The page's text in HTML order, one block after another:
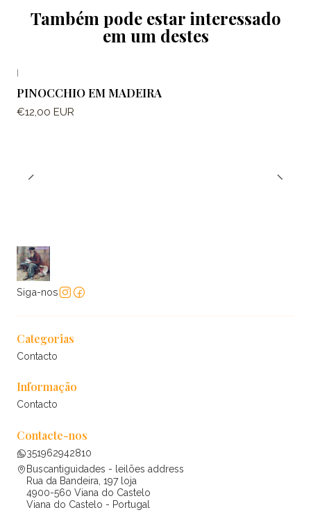
Também pode estar interessado
em um destes
PINOCCHIO EM MADEIRA
€12,00 EUR
Siga-nos
Categorias
Contacto
Informação
Contacto
Contacte-nos
351962942810
Buscantiguidades - leilões address
Rua da Bandeira, 197 loja
4900-560 Viana do Castelo
Viana do Castelo - Portugal